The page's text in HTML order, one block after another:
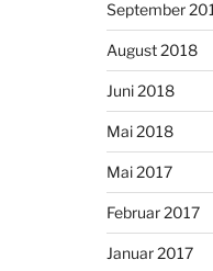
September
August 2018
Juni 2018
Mai 2018
Mai 2017
Februar 2017
Januar 2017